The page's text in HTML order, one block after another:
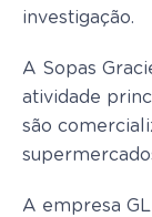
investigação.
A Sopas
atividade
são
A empresa